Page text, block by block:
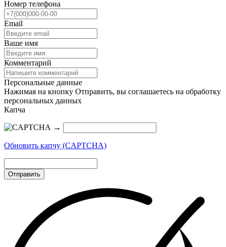
Номер телефона
Email
Ваше имя
Комментарий
Персональные данные
Нажимая на кнопку Отправить, вы соглашаетесь на обработку
персональных данных
Капча
→
Обновить капчу (CAPTCHA)
Отправить